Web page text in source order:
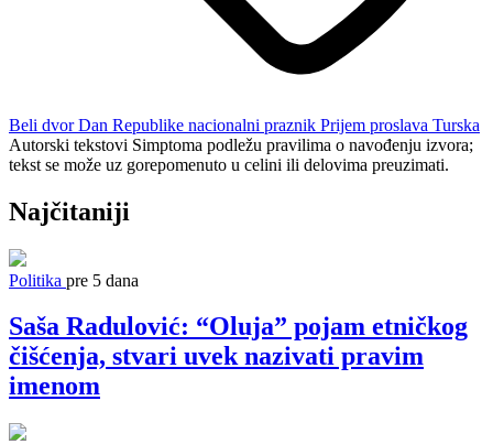
Beli dvor Dan Republike nacionalni praznik Prijem proslava Turska
Autorski tekstovi Simptoma podležu pravilima o navođenju izvora;
tekst se može uz gorepomenuto u celini ili delovima preuzimati.
Najčitaniji
Politika pre 5 dana
Saša Radulović: “Oluja” pojam etničkog
čišćenja, stvari uvek nazivati pravim
imenom